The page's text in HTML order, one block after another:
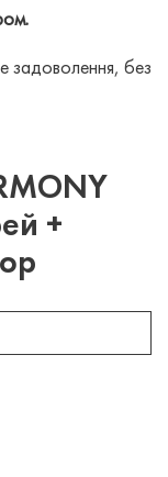
задоволення, без
+